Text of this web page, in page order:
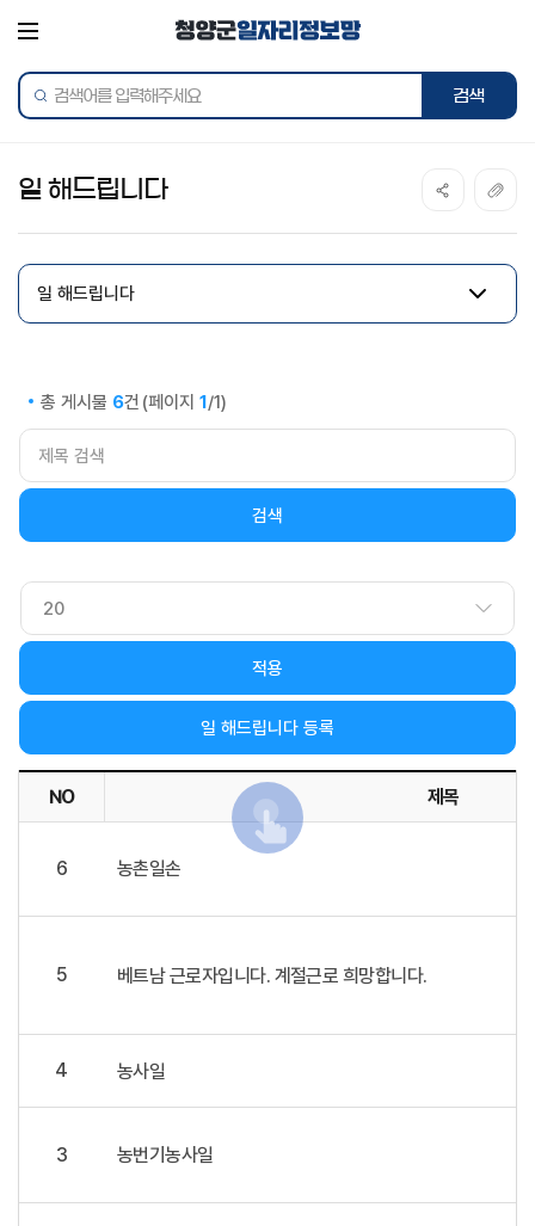
통합검색
일 해드립니다
일 해드립니다
총 게시물 6건 (페이지 1/1)
적용
일 해드립니다 등록
일 해드립니다 목록 - 제목, 작성자, 희망 작업, 희망기간, 희망
NO 제목
6 농촌일손
5 베트남 근로자입니다. 계절근로 희망합니다.
4 농사일
3 농번기농사일